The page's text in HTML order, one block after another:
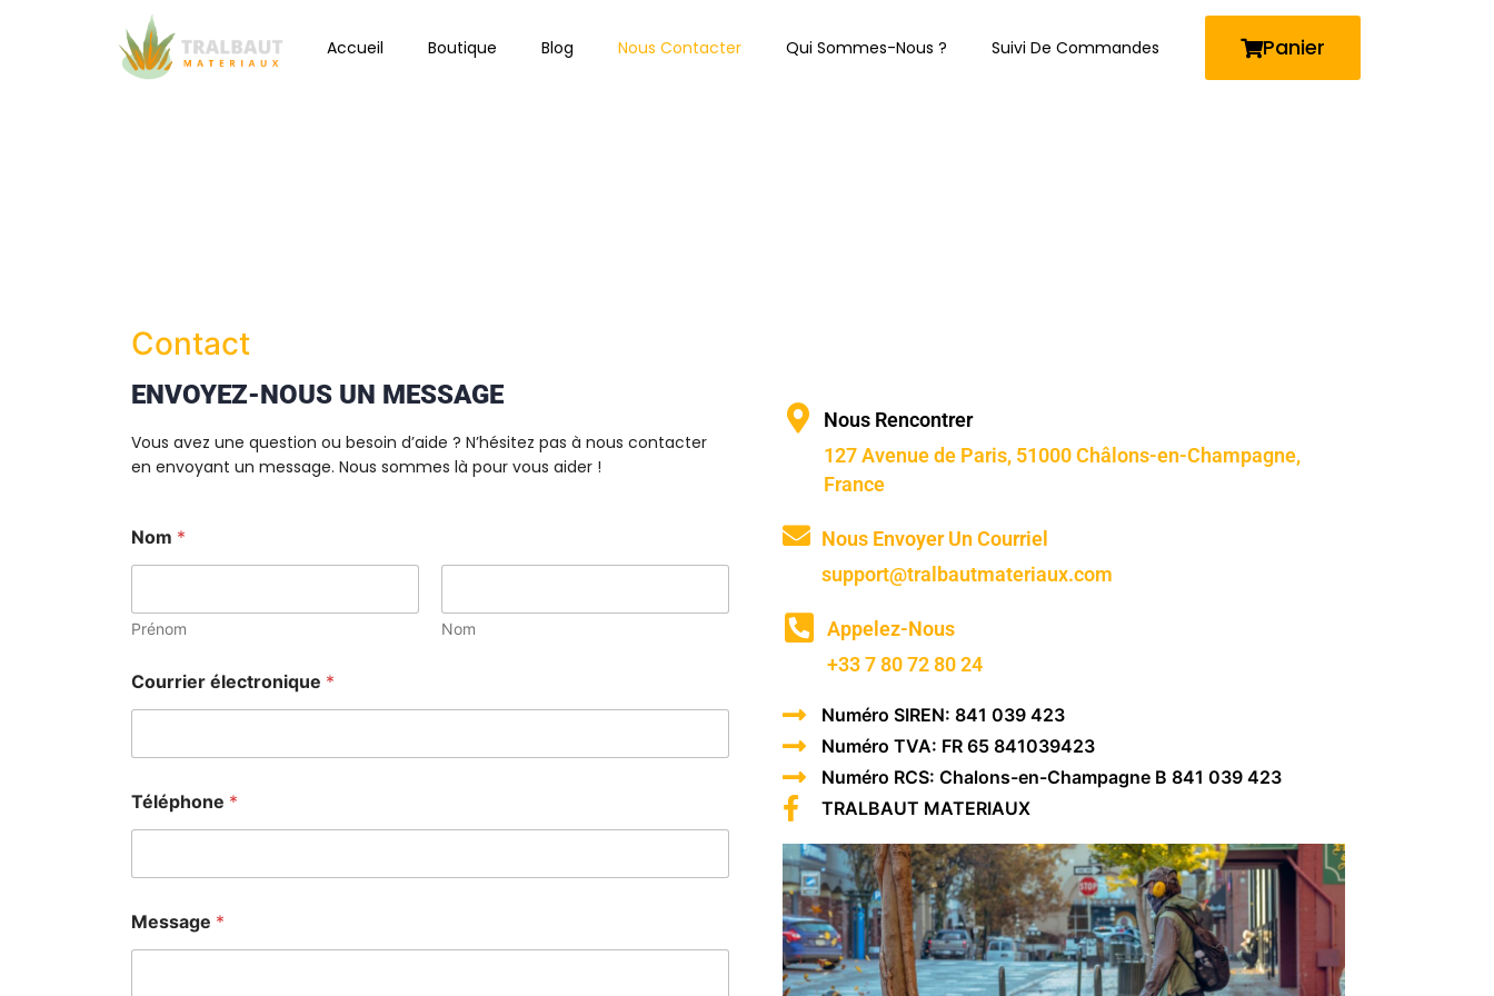
Accueil Boutique Blog Nous Contacter Qui Sommes-Nous ? Suivi De Commandes Panier
Contact
ENVOYEZ-NOUS UN MESSAGE
Vous avez une question ou besoin d’aide ? N’hésitez pas à nous contacter
en envoyant un message. Nous sommes là pour vous aider !
Nom *
Prénom Nom
Courrier électronique *
Téléphone *
Message *
Nous Rencontrer
127 Avenue de Paris, 51000 Châlons-en-Champagne,
France
Nous Envoyer Un Courriel
support@tralbautmateriaux.com
Appelez-Nous
+33 7 80 72 80 24
Numéro SIREN: 841 039 423
Numéro TVA: FR 65 841039423
Numéro RCS: Chalons-en-Champagne B 841 039 423
TRALBAUT MATERIAUX